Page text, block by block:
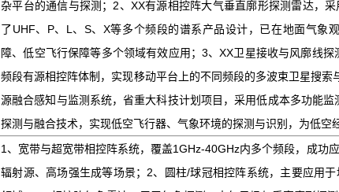
杂平台的通信与探测；2、XX有源相控阵大气垂直廓形探测雷达，
了UHF、P、L、S、X等多个频段的谱系产品设计，已在地面气象
障、低空飞行保障等多个领域有效应用；3、XX卫星接收与风廓线
频段有源相控阵体制，实现移动平台上的不同频段的多波束卫星搜
源融合感知与监测系统，省重大科技计划项目，采用低成本多功能
探测与融合技术，实现低空飞行器、气象环境的探测与识别，为低空
1、宽带与超宽带相控阵系统，覆盖1GHz-40GHz内多个频段，成功
辐射源、高场强生成等场景；2、圆柱/球冠相控阵系统，主要应用